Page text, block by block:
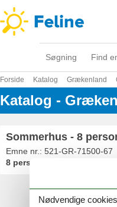
Søgning Find
Forside Katalog Grækenland
Katalog -
Sommerhus - 8
Emne nr.: 521-GR-71500-67
8 personer
Nødvendige